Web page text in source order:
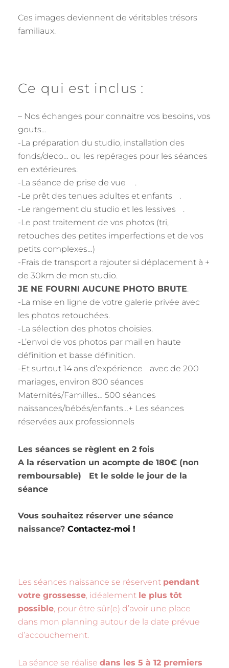
Ces images deviennent de véritables trésors
familiaux.
Ce qui est inclus :
– Nos échanges pour connaitre vos besoins, vos
gouts…
-La préparation du studio, installation des
fonds/deco… ou les repérages pour les séances
en extérieures.
-La séance de prise de vue .
-Le prêt des tenues adultes et enfants .
-Le rangement du studio et les lessives .
-Le post traitement de vos photos (tri,
retouches des petites imperfections et de vos
petits complexes…)
-Frais de transport a rajouter si déplacement à +
de 30km de mon studio.
JE NE FOURNI AUCUNE PHOTO BRUTE.
-La mise en ligne de votre galerie privée avec
les photos retouchées.
-La sélection des photos choisies.
-L’envoi de vos photos par mail en haute
définition et basse définition.
-Et surtout 14 ans d’expérience avec de 200
mariages, environ 800 séances
Maternités/Familles… 500 séances
naissances/bébés/enfants…+ Les séances
réservées aux professionnels
Les séances se règlent en 2 fois
A la réservation un acompte de 180€ (non
remboursable) Et le solde le jour de la
séance
Vous souhaitez réserver une séance
naissance? Contactez-moi !
Les séances naissance se réservent pendant
votre grossesse, idéalement le plus tôt
possible, pour être sûr(e) d’avoir une place
dans mon planning autour de la date prévue
d’accouchement.
La séance se réalise dans les 5 à 12 premiers